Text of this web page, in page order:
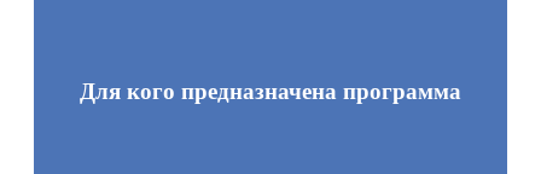
Для кого предназначена программа